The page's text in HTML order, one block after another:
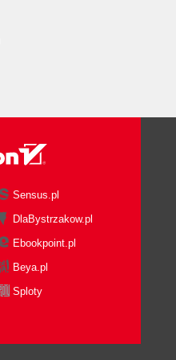
Sensus.pl
DlaBystrzakow.pl
Ebookpoint.pl
Beya.pl
Sploty